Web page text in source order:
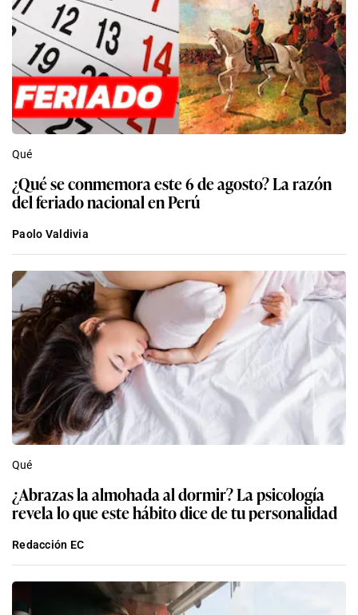
Qué
¿Qué se conmemora este 6 de agosto? La razón
del feriado nacional en Perú
Paolo Valdivia
Qué
¿Abrazas la almohada al dormir? La psicología
revela lo que este hábito dice de tu personalidad
Redacción EC